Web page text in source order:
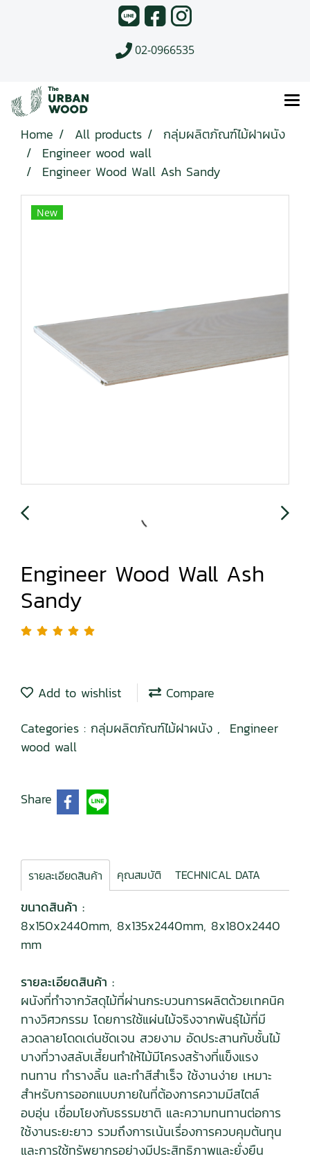
02-0966535
Home All products
กลุ่มผลิตภัณฑ์ไม้ฝาผนัง
Engineer wood wall
Engineer Wood Wall Ash Sandy
New
Engineer Wood Wall Ash
Sandy
Add to wishlist
Compare
Categories : กลุ่มผลิตภัณฑ์ไม้ฝาผนัง , Engineer
wood wall
Share
รายละเอียดสินค้า คุณสมบัติ TECHNICAL DATA
ขนาดสินค้า :
8x150x2440mm, 8x135x2440mm, 8x180x2440
mm
รายละเอียดสินค้า :
ผนังที่ทำจากวัสดุไม้ที่ผ่านกระบวนการผลิตด้วยเทคนิค
ทางวิศวกรรม โดยการใช้แผ่นไม้จริงจากพันธ์ุไม้ที่มี
ลวดลายโดดเด่นชัดเจน สวยงาม อัดประสานกับชั้นไม้
บางที่วางสลับเสี้ยนทำให้ไม้มีโครงสร้างที่แข็งแรง
ทนทาน ทำรางลิ้น และทำสีสำเร็จ ใช้งานง่าย เหมาะ
สำหรับการออกแบบภายในที่ต้องการความมีสไตล์
อบอุ่น เชื่อมโยงกับธรรมชาติ และความทนทานต่อการ
ใช้งานระยะยาว รวมถึงการเน้นเรื่องการควบคุมต้นทุน
และการใช้ทรัพยากรอย่างมีประสิทธิภาพและยั่งยืน